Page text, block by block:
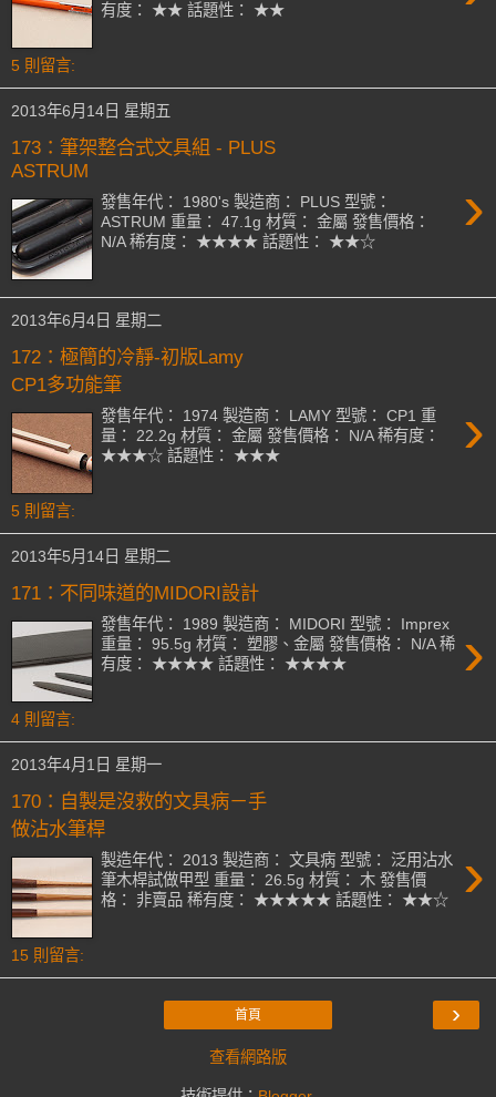
有度： ★★ 話題性： ★★
5 則留言:
2013年6月14日 星期五
173：筆架整合式文具組 - PLUS
ASTRUM
›
發售年代： 1980's 製造商： PLUS 型號：
ASTRUM 重量： 47.1g 材質： 金屬 發售價格：
N/A 稀有度： ★★★★ 話題性： ★★☆
2013年6月4日 星期二
172：極簡的冷靜-初版Lamy
CP1多功能筆
›
發售年代： 1974 製造商： LAMY 型號： CP1 重
量： 22.2g 材質： 金屬 發售價格： N/A 稀有度：
★★★☆ 話題性： ★★★
5 則留言:
2013年5月14日 星期二
171：不同味道的MIDORI設計
›
發售年代： 1989 製造商： MIDORI 型號： Imprex
重量： 95.5g 材質： 塑膠、金屬 發售價格： N/A 稀
有度： ★★★★ 話題性： ★★★★
4 則留言:
2013年4月1日 星期一
170：自製是沒救的文具病－手
做沾水筆桿
›
製造年代： 2013 製造商： 文具病 型號： 泛用沾水
筆木桿試做甲型 重量： 26.5g 材質： 木 發售價
格： 非賣品 稀有度： ★★★★★ 話題性： ★★☆
15 則留言:
›
首頁
查看網路版